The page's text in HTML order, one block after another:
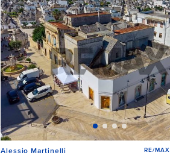
Alessio Martinelli RE/